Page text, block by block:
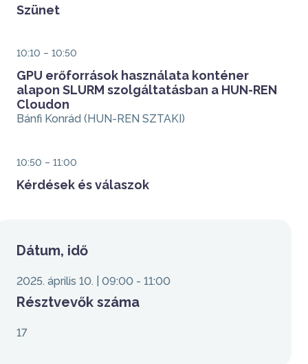
Szünet
Időpont
10:10 – 10:50
GPU erőforrások használata konténer
alapon SLURM szolgáltatásban a HUN-REN
Cloudon
Presenters
Bánfi Konrád (HUN-REN SZTAKI)
Időpont
10:50 – 11:00
Kérdések és válaszok
Dátum, idő
2025. április 10. | 09:00 - 11:00
Résztvevők száma
17